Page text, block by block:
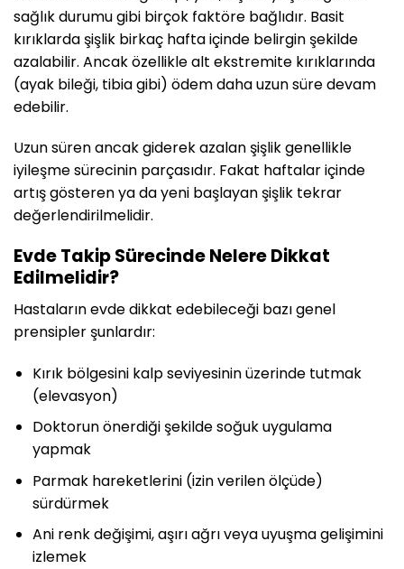
sağlık durumu gibi birçok faktöre bağlıdır. Basit
kırıklarda şişlik birkaç hafta içinde belirgin şekilde
azalabilir. Ancak özellikle alt ekstremite kırıklarında
(ayak bileği, tibia gibi) ödem daha uzun süre devam
edebilir.
Uzun süren ancak giderek azalan şişlik genellikle
iyileşme sürecinin parçasıdır. Fakat haftalar içinde
artış gösteren ya da yeni başlayan şişlik tekrar
değerlendirilmelidir.
Evde Takip Sürecinde Nelere Dikkat
Edilmelidir?
Hastaların evde dikkat edebileceği bazı genel
prensipler şunlardır:
Kırık bölgesini kalp seviyesinin üzerinde tutmak
(elevasyon)
Doktorun önerdiği şekilde soğuk uygulama
yapmak
Parmak hareketlerini (izin verilen ölçüde)
sürdürmek
Ani renk değişimi, aşırı ağrı veya uyuşma gelişimini
izlemek